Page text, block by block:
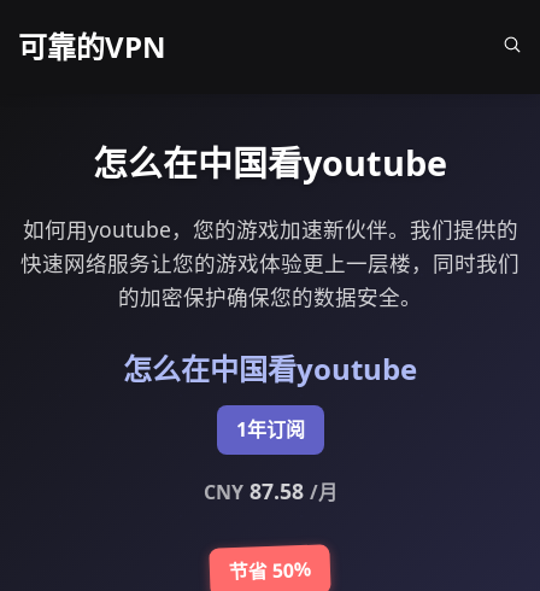
可靠的VPN
怎么在中国看youtube
如何用youtube，您的游戏加速新伙伴。我们提供的
快速网络服务让您的游戏体验更上一层楼，同时我们
的加密保护确保您的数据安全。
怎么在中国看youtube
1年订阅
CNY87.58 /月
节省 50%